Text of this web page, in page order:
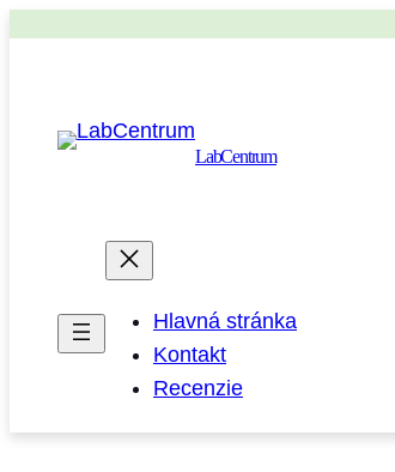
LabCentrum
Hlavná stránka
Kontakt
Recenzie